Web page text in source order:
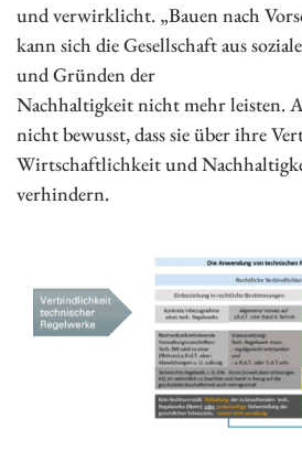
und verwirklicht. „Bauen nach
kann sich die Gesellschaft aus
und Gründen der
Nachhaltigkeit nicht mehr leisten.
nicht bewusst, dass sie über ihre
Wirtschaftlichkeit und
verhindern.